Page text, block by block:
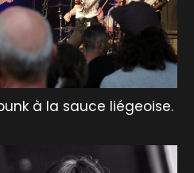
à la sauce liégeoise.